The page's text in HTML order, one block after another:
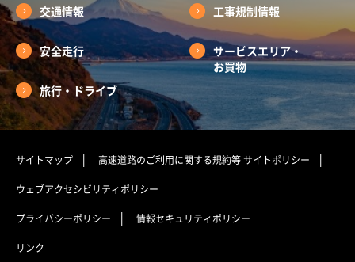
交通情報 工事規制情報
安全走行
サービスエリア・
お買物
旅行・ドライブ
サイトマップ 高速道路のご利用に関する規約等サイトポリシー
ウェブアクセシビリティポリシー
プライバシーポリシー 情報セキュリティポリシー
リンク